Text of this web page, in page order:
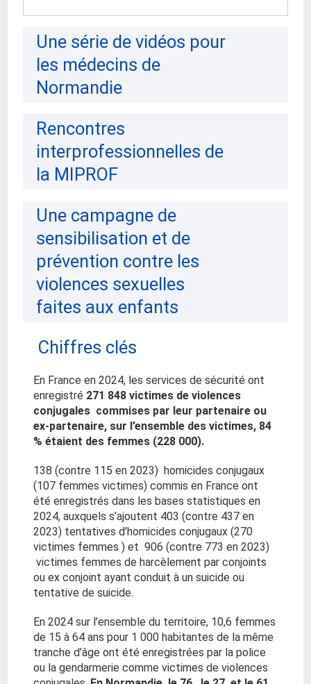
Une série de vidéos pour
les médecins de
Normandie
Rencontres
interprofessionnelles de
la MIPROF
Une campagne de
sensibilisation et de
prévention contre les
violences sexuelles
faites aux enfants
Chiffres clés
En France en 2024, les services de sécurité ont
enregistré 271 848 victimes de violences
conjugales commises par leur partenaire ou
ex-partenaire, sur l’ensemble des victimes, 84
% étaient des femmes (228 000).
138 (contre 115 en 2023) homicides conjugaux
(107 femmes victimes) commis en France ont
été enregistrés dans les bases statistiques en
2024, auxquels s’ajoutent 403 (contre 437 en
2023) tentatives d’homicides conjugaux (270
victimes femmes ) et 906 (contre 773 en 2023)
victimes femmes de harcèlement par conjoints
ou ex conjoint ayant conduit à un suicide ou
tentative de suicide.
En 2024 sur l’ensemble du territoire, 10,6 femmes
de 15 à 64 ans pour 1 000 habitantes de la même
tranche d’âge ont été enregistrées par la police
ou la gendarmerie comme victimes de violences